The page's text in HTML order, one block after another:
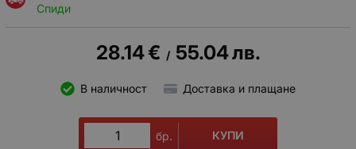
Спиди
28.14€ / 55.04лв.
В наличност Доставка и плащане
бр. КУПИ